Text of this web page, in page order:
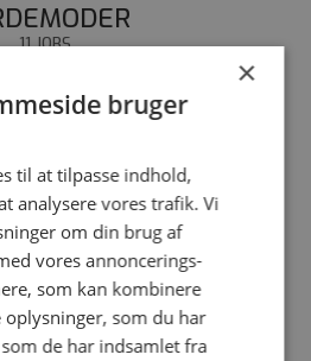
11 JOBS
LÆGE
268 JOBS
×
bruger
til at tilpasse indhold,
analysere vores trafik. Vi
om din brug af
vores annoncerings-
som kan kombinere
oplysninger, som du har
de har indsamlet fra